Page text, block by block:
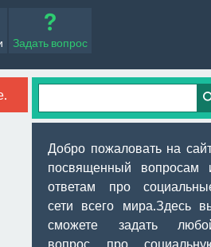
Задать вопрос
Добро пожаловать на
посвященный вопросам
ответам про
сети всего мира.Здесь
сможете задать
вопрос про